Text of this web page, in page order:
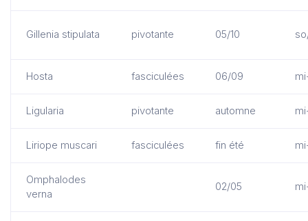
Gillenia stipulata pivotante 05/10
Hosta fasciculées 06/09
Ligularia pivotante automne
Liriope muscari fasciculées fin été
Omphalodes
verna
02/05